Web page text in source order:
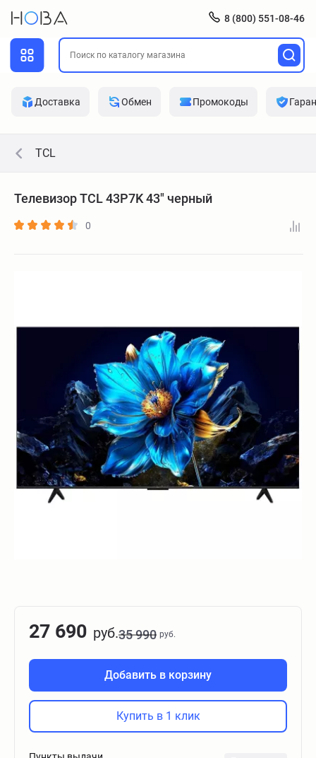
8 (800) 551-08-46
Доставка Обмен Промокоды
TCL
Телевизор TCL 43P7K 43" черный
0
27 690 руб.35 990 руб.
Добавить в корзину
Купить в 1 клик